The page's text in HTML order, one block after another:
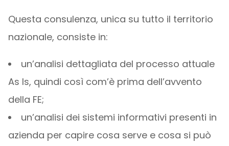
Questa consulenza, unica su tutto il territorio
nazionale, consiste in:
un’analisi dettagliata del processo attuale
As Is, quindi così com’è prima dell’avvento
della FE;
un’analisi dei sistemi informativi presenti in
azienda per capire cosa serve e cosa si può